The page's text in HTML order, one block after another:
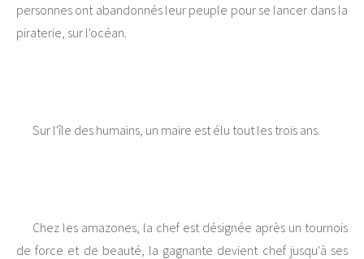
personnes ont abandonnés leur peuple pour se lancer dans la
piraterie, sur l'océan.
Sur l'île des humains, un maire est élu tout les trois ans.
Chez les amazones, la chef est désignée après un tournois
de force et de beauté, la gagnante devient chef jusqu'à ses